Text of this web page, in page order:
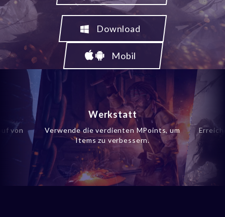
Download
Mobil
von
Werkstatt
Verwende die verdienten MPoints, um
Items zu verbessern.